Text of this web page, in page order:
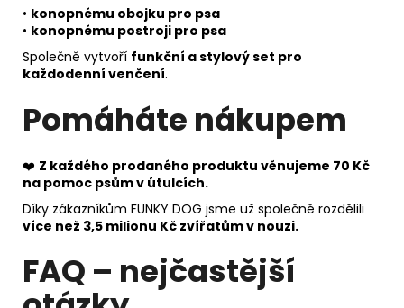
• konopnému obojku pro psa
• konopnému postroji pro psa
Společně vytvoří funkční a stylový set pro
každodenní venčení.
Pomáháte nákupem
❤️ Z každého prodaného produktu věnujeme 70 Kč
na pomoc psům v útulcích.
Díky zákazníkům FUNKY DOG jsme už společně rozdělili
více než 3,5 milionu Kč zvířatům v nouzi.
FAQ – nejčastější